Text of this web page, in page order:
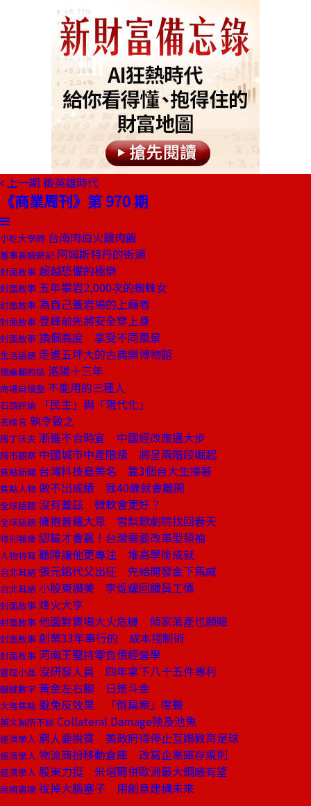
上一期 後英雄時代
《商業周刊》第 970 期
小吃大學問 台南肉伯火雞肉飯
董事長嬉遊記 阿姆斯特丹的街頭
封面故事 超越恐懼的極樂
封面故事 五年攀岩2,000次的蜘蛛女
封面故事 為自己蓋岩場的上癮者
封面故事 登峰前先將安全穿上身
封面故事 換個高度 享受不同風景
生活話題 走進五坪大的古典樂博物館
總編輯的話 洛陽十三年
商場自慢塾 不能用的三種人
石頭評論 「民主」與「現代化」
去梯言 孰令致之
馬丁沃夫 漸進不合時宜 中國經改應邁大步
房市觀察 中國城市中產階級 將呈兩階段崛起
焦點新聞 台灣科技島美名 靠3個台大生撐著
焦點人物 做不出成績 我40歲就會離開
全球話題 沒有蓋茲 微軟會更好？
全球話題 擁抱普羅大眾 雪梨歌劇院找回春天
特別報導 認輸才會贏！台灣需要改革型領袖
人物特寫 聽障讓他更專注 堆高學術成就
台北耳語 張元銘代父出征 先給開發金下馬威
台北耳語 小股東讚美 李焜耀回饋員工價
封面故事 烽火大亨
封面故事 他面對賣場大火危機 傾家蕩產也願賠
封面故事 創業33年奉行的 成本控制術
封面故事 河南王堅持零負債經營學
管理小品 沒研發人員 四年拿下八十五件專利
關鍵數字 黃金左右腳 日進斗金
大陸焦點 避免反效果 「倒扁案」噤聲
英文無所不談 Collateral Damage殃及池魚
經濟學人 窮人要脫貧 美政府得停止互踢教育足球
經濟學人 物流商扮移動倉庫 改寫企業庫存規則
經濟學人 股東力挺 米塔爾併歐洲最大鋼廠有望
商周書摘 拔掉大腦塞子 用創意建構未來